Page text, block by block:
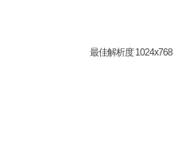
最佳解析度